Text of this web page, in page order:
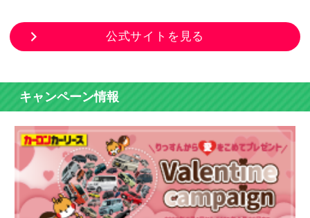
公式サイトを見る
キャンペーン情報